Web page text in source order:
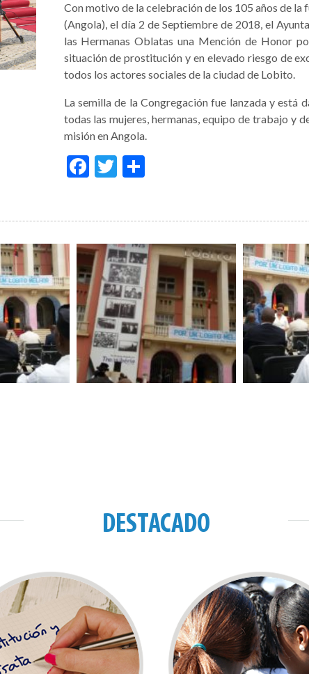
Con motivo de la celebración de los 105 años de
(Angola), el día 2 de Septiembre de 2018, el
las Hermanas Oblatas una Mención de Honor
situación de prostitución y en elevado riesgo de
todos los actores sociales de la ciudad de Lobito.
La semilla de la Congregación fue lanzada y está
todas las mujeres, hermanas, equipo de trabajo y
misión en Angola.
Facebook
Twitter
Compartir
DESTACADO